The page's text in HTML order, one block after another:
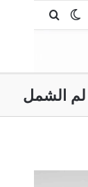
إضافة عمود جانبي
الوضع المظلم
بحث عن
لم الشمل